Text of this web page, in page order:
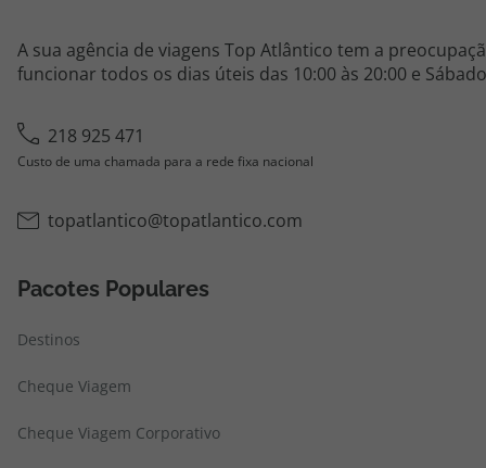
A sua agência de viagens Top Atlântico tem a
funcionar todos os dias úteis das 10:00 às 20:00 e
218 925 471
Custo de uma chamada para a rede fixa nacional
topatlantico@topatlantico.com
Pacotes Populares
Destinos
Cheque Viagem
Cheque Viagem Corporativo